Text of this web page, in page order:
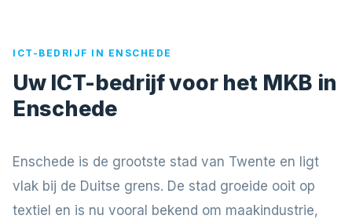
ICT-BEDRIJF IN ENSCHEDE
Uw ICT-bedrijf voor het MKB in
Enschede
Enschede is de grootste stad van Twente en ligt
vlak bij de Duitse grens. De stad groeide ooit op
textiel en is nu vooral bekend om maakindustrie,